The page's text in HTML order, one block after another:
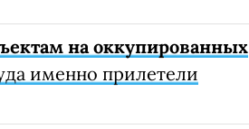
на оккупированных
именно прилетели